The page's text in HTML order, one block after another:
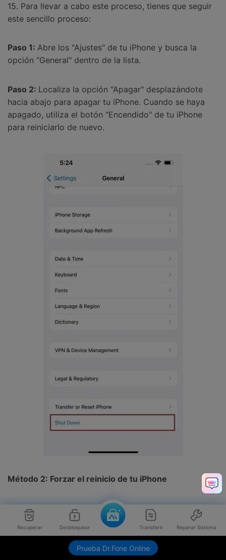
Recuperar Desbloquear Transferir Reparar Sistema
Prueba Dr.Fone Online
Envíame link de descarga
15. Para llevar a cabo este proceso, tienes que seguir
este sencillo proceso:
Paso 1: Abre los "Ajustes" de tu iPhone y busca la
opción "General" dentro de la lista.
Paso 2: Localiza la opción "Apagar" desplazándote
hacia abajo para apagar tu iPhone. Cuando se haya
apagado, utiliza el botón "Encendido" de tu iPhone
para reiniciarlo de nuevo.
Método 2: Forzar el reinicio de tu iPhone
En caso de que el problema no se resuelva, es posible
que tengas que optar por otra opción. Es necesario
reiniciar el iPhone para eliminar cualquier fallo que
esté causando problemas en el software. Esto no